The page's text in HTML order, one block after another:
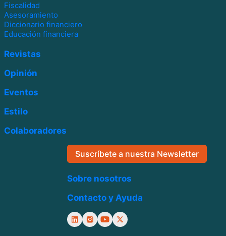
Fiscalidad
Asesoramiento
Diccionario financiero
Educación financiera
Revistas
Opinión
Eventos
Estilo
Colaboradores
Suscríbete a nuestra Newsletter
Sobre nosotros
Contacto y Ayuda